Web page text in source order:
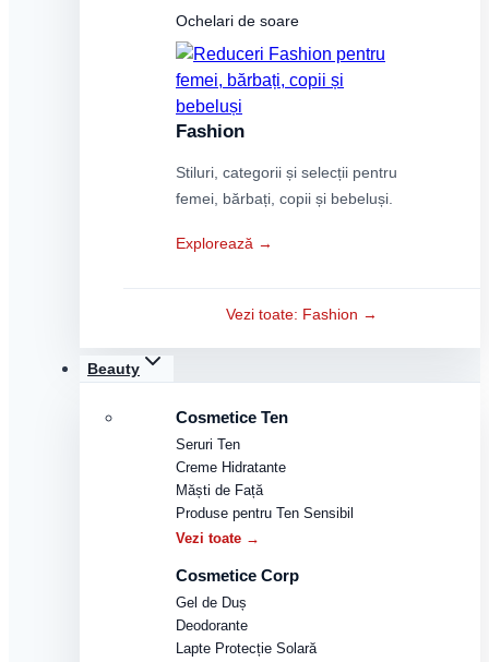
Ochelari de soare
Fashion
Stiluri, categorii și selecții pentru
femei, bărbați, copii și bebeluși.
Explorează →
Vezi toate: Fashion →
Beauty
Cosmetice Ten
Seruri Ten
Creme Hidratante
Măști de Față
Produse pentru Ten Sensibil
Vezi toate →
Cosmetice Corp
Gel de Duș
Deodorante
Lapte Protecție Solară